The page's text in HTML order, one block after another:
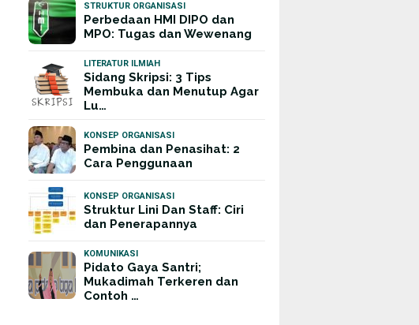
STRUKTUR ORGANISASI
Perbedaan HMI DIPO dan
MPO: Tugas dan Wewenang
LITERATUR ILMIAH
Sidang Skripsi: 3 Tips
Membuka dan Menutup Agar
Lu…
KONSEP ORGANISASI
Pembina dan Penasihat: 2
Cara Penggunaan
KONSEP ORGANISASI
Struktur Lini Dan Staff: Ciri
dan Penerapannya
KOMUNIKASI
Pidato Gaya Santri;
Mukadimah Terkeren dan
Contoh …